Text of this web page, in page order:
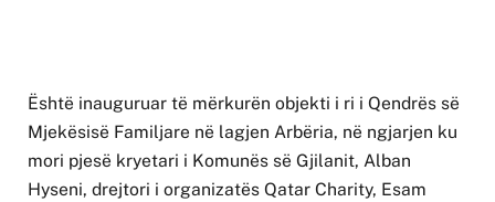
Është inauguruar të mërkurën objekti i ri i Qendrës së
Mjekësisë Familjare në lagjen Arbëria, në ngjarjen ku
mori pjesë kryetari i Komunës së Gjilanit, Alban
Hyseni, drejtori i organizatës Qatar Charity, Esam